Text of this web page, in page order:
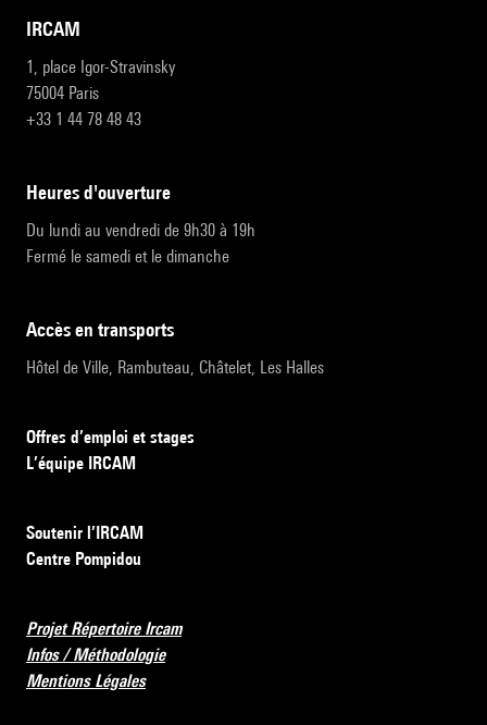
IRCAM
1, place Igor-Stravinsky
75004 Paris
+33 1 44 78 48 43
heures d'ouverture
Du lundi au vendredi de 9h30 à 19h
Fermé le samedi et le dimanche
accès en transports
Hôtel de Ville, Rambuteau, Châtelet, Les Halles
Offres d’emploi et stages
L’équipe IRCAM
Soutenir l’IRCAM
Centre Pompidou
Projet Répertoire Ircam
Infos / Méthodologie
Mentions Légales